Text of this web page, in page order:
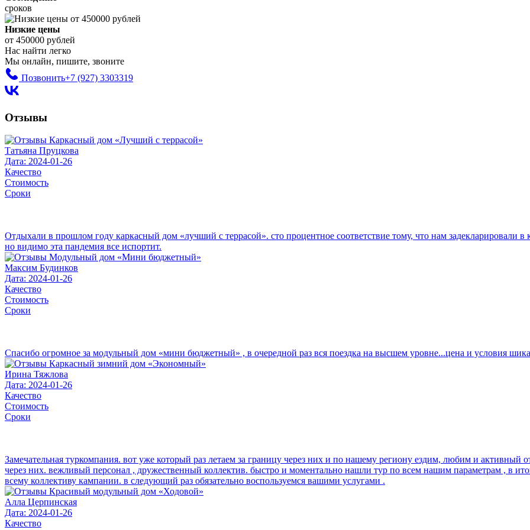
сроков
Низкие цены
от 450000 рублей
Нас найти легко
Мы онлайн, пишите, звоните
Позвонить+7 (927) 3303319
Отзывы
Татьяна Пруцкова
Дата: 2024-01-26
Качество
Стоимость
Сроки
Отдыхали в прошлом году каркасный дом «лучший с террасой». сто процентное соответствие тому, что нам задекларировали в
но видимо эта пандемия все испортит.
Максим Будинков
Дата: 2024-01-26
Качество
Стоимость
Сроки
Спасибо огромное за модульный дом «мини бюджетный» , в очередной раз вся поездка на высшем уровне...цена и условия
Ирина Тяжлова
Дата: 2024-01-26
Качество
Стоимость
Сроки
Замечательная туркомпания. вот уже который раз летаем за границу через них и по нашему региону ездим, любим и активный
через них. вежливый персонал , дружественный коллектив. быстро и моментально нашли тур по всем нашим параметрам , в
всему коллективу кампании. в следующий раз обязательно воспользуемся вашими услугами .
Алла Церпинская
Дата: 2024-01-26
Качество